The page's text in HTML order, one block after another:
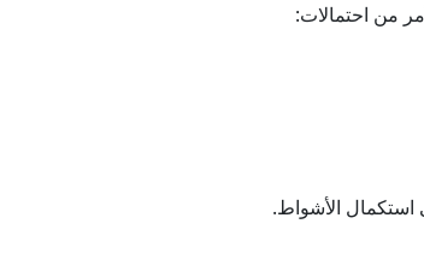
من احتمالات:
استكمال الأشواط.